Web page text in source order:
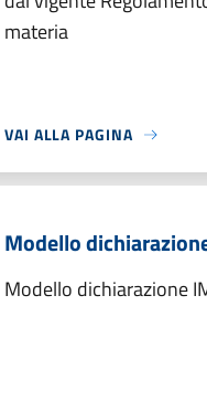
materia
VAI ALLA PAGINA
Modello
Modello dichiarazione